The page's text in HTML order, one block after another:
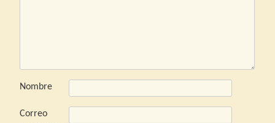
Nombre
Correo